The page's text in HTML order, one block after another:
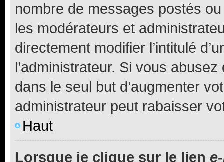
nombre de messages postés
les modérateurs et
directement modifier l’intitulé
l’administrateur. Si vous
dans le seul but d’augmenter
administrateur peut rabaisser
Haut
Lorsque je clique sur le lien